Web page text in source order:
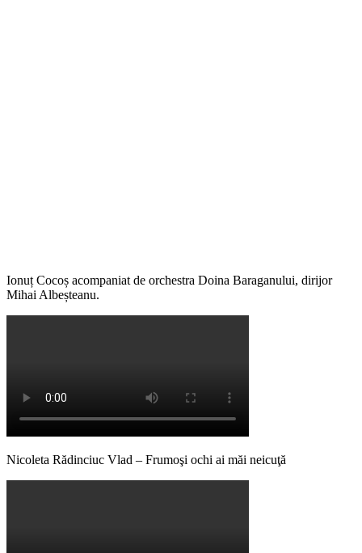
Ionuț Cocoș acompaniat de orchestra Doina Baraganului, dirijor
Mihai Albeșteanu.
Nicoleta Rădinciuc Vlad – Frumoşi ochi ai măi neicuţă